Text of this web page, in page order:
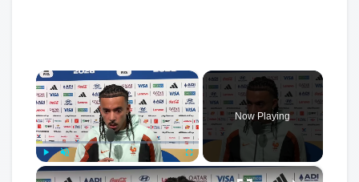
×
Unmute Fullscreen
Now Playing
×